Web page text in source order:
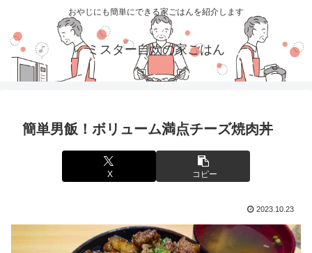
おやじにも簡単にできる家ごはんを紹介します
ミスター自炊の家ごはん
簡単男飯！ボリューム満点チーズ焼肉丼
X コピー
2023.10.23